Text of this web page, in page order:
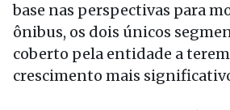
base nas perspectivas para
ônibus, os dois únicos
coberto pela entidade a
crescimento mais